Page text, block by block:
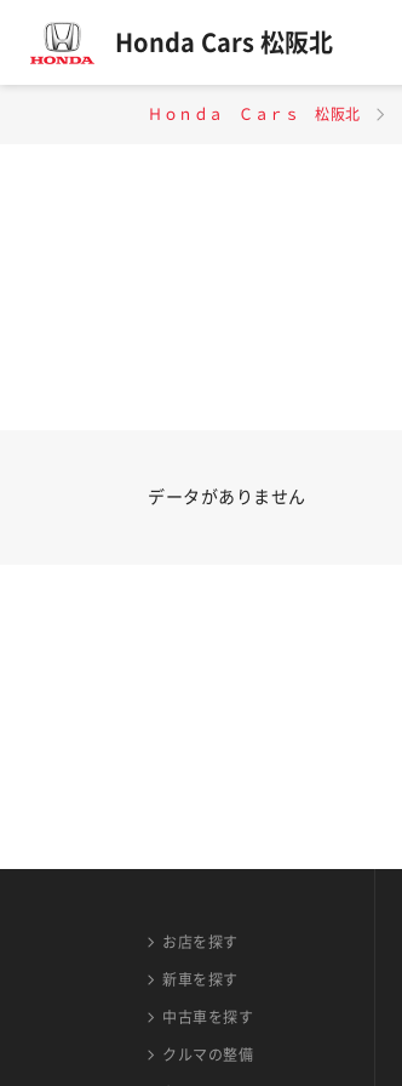
Honda Cars 松阪北
Ｈｏｎｄａ Ｃａｒｓ 松阪北
データがありません
お店を探す
新車を探す
中古車を探す
クルマの整備